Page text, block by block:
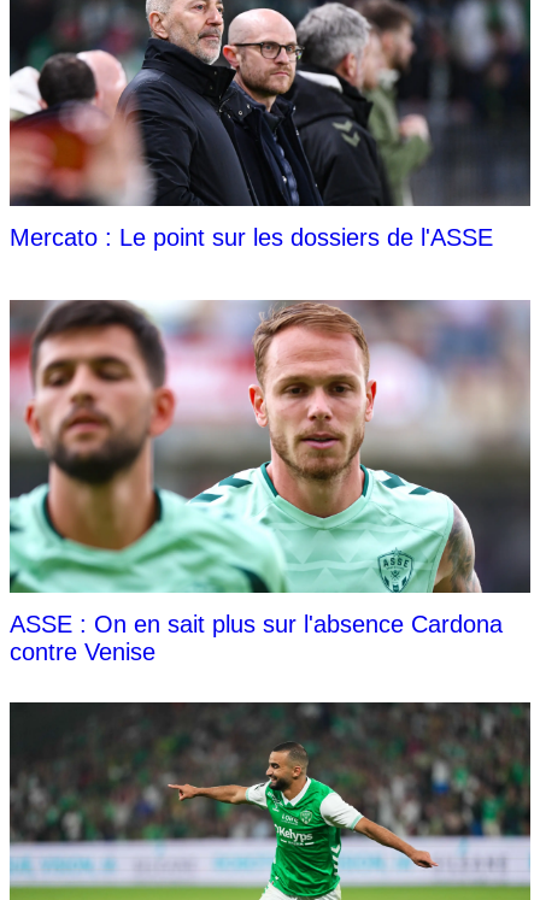
Mercato : Le point sur les dossiers de l'ASSE
ASSE : On en sait plus sur l'absence Cardona
contre Venise